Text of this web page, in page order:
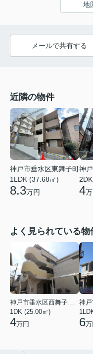
地
メールで共有する
近隣の物件
神戸市垂水区東舞子町
1LDK (37.68㎡)
8.3万円
神
4
よく見られている物
神戸市垂水区西舞子２丁目
1DK (25.00㎡)
4万円
神
6万